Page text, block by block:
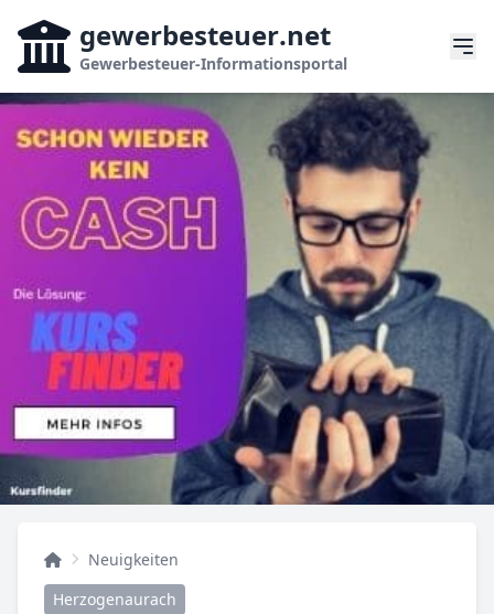
gewerbesteuer.net
Gewerbesteuer-Informationsportal
Neuigkeiten
Herzogenaurach